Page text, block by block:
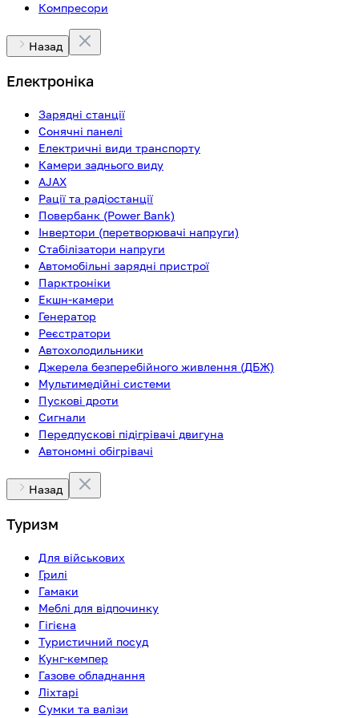
Компресори
Назад
Електроніка
Зарядні станції
Сонячні панелі
Електричні види транспорту
Камери заднього виду
AJAX
Рації та радіостанції
Повербанк (Power Bank)
Інвертори (перетворювачі напруги)
Стабілізатори напруги
Автомобільні зарядні пристрої
Парктроніки
Екшн-камери
Генератор
Реєстратори
Автохолодильники
Джерела безперебійного живлення (ДБЖ)
Мультимедійні системи
Пускові дроти
Сигнали
Передпускові підігрівачі двигуна
Автономні обігрівачі
Назад
Туризм
Для військових
Грилі
Гамаки
Меблі для відпочинку
Гігієна
Туристичний посуд
Кунг-кемпер
Газове обладнання
Ліхтарі
Сумки та валізи